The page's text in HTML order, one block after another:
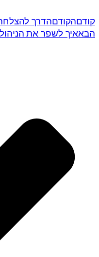
קודםהקודםהדרך
הבאאיך לשפר את